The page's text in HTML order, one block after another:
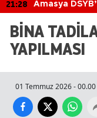
21:28 Amasya
BİNA
YAPILMASI
01 Temmuz 2026 - 00.00